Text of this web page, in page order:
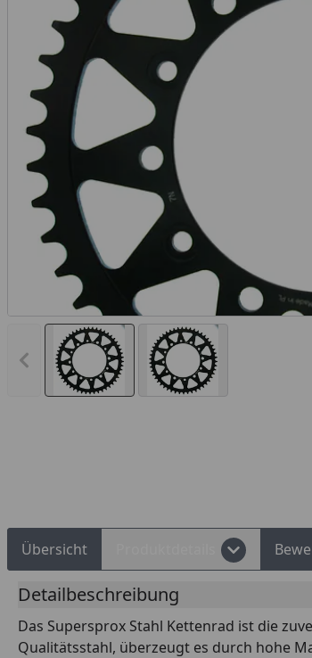
Vorheriges Bild anzeigen
Übersicht
Detailbeschreibung
Das Supersprox Stahl Kettenrad ist die
Qualitätsstahl, überzeugt es durch hohe